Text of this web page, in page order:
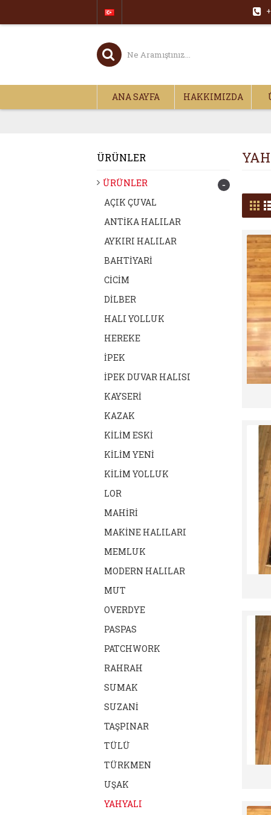
ANA SAYFA HAKKIMIZDA
ÜRÜNLER
ÜRÜNLER -
AÇIK ÇUVAL
ANTİKA HALILAR
AYKIRI HALILAR
BAHTİYARİ
CİCİM
DİLBER
HALI YOLLUK
HEREKE
İPEK
İPEK DUVAR HALISI
KAYSERİ
KAZAK
KİLİM ESKİ
KİLİM YENİ
KİLİM YOLLUK
LOR
MAHİRİ
MAKİNE HALILARI
MEMLUK
MODERN HALILAR
MUT
OVERDYE
PASPAS
PATCHWORK
RAHRAH
SUMAK
SUZANİ
TAŞPINAR
TÜLÜ
TÜRKMEN
UŞAK
YAHYALI